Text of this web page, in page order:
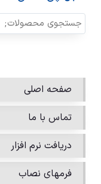
صفحه اصلی
تماس با ما
دریافت نرم افزار
فرمهای نصاب